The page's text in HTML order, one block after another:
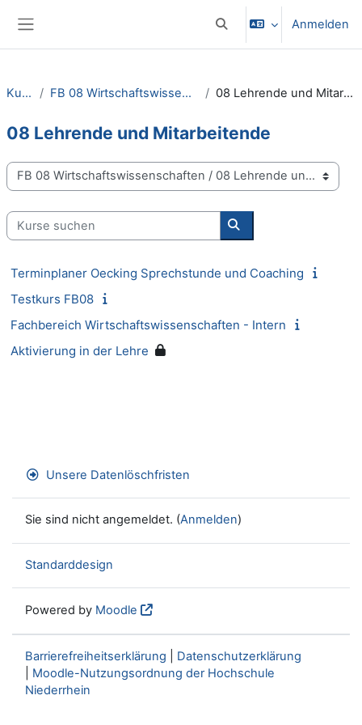
Sucheingabe umschalten
Anmelden
Kurse FB 08 Wirtschaftswissenschaften 08 Lehrende und Mitarbeitende
08 Lehrende und Mitarbeitende
Kursbereiche
Kurse suchen
Kurse suchen
Terminplaner Oecking Sprechstunde und Coaching
Testkurs FB08
Fachbereich Wirtschaftswissenschaften - Intern
Aktivierung in der Lehre
Unsere Datenlöschfristen
Sie sind nicht angemeldet. (Anmelden)
Standarddesign
Powered by Moodle
Barrierefreiheitserklärung
Datenschutzerklärung
Moodle-Nutzungsordnung der Hochschule
Niederrhein